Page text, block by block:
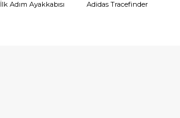
İlk Adım Ayakkabısı
Adidas Tracefinder